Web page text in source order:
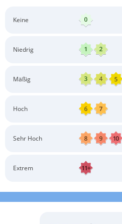
Keine
Niedrig
Mäßig
Langärmlige Bekleidung
Hoch
Langärmlige Bekleidung
Sehr Hoch
Langärmlige Bekleidung
Extrem